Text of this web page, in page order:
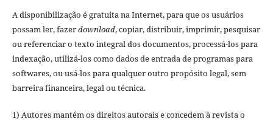
A disponibilização é gratuita na Internet, para que os usuários
possam ler, fazerdownload, copiar, distribuir, imprimir, pesquisar
ou referenciar o texto integral dos documentos, processá-los para
indexação, utilizá-los como dados de entrada de programas para
softwares, ou usá-los para qualquer outro propósito legal, sem
barreira financeira, legal ou técnica.
1) Autores mantém os direitos autorais e concedem à revista o